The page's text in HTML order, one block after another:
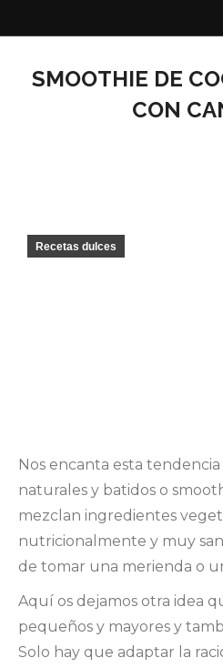
SMOOTHIE DE
CON
Recetas dulces
Nos encanta esta
naturales y batidos o
mezclan ingredientes
nutricionalmente y muy
de tomar una merienda o
Aquí os dejamos otra idea
pequeños y mayores y
Solo hay que adaptar la